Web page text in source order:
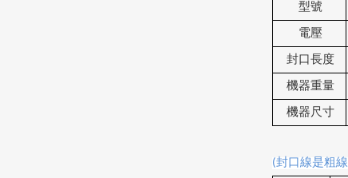
型號
電壓
封口長度
機器重量
機器尺寸
(封口線是粗線